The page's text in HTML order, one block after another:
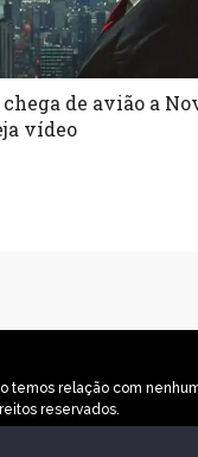
de avião a
vídeo
temos relação com
reservados.